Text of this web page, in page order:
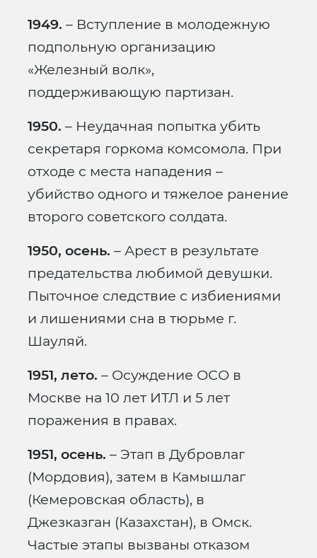
1949. – Вступление в молодежную
подпольную организацию
«Железный волк»,
поддерживающую партизан.
1950. – Неудачная попытка убить
секретаря горкома комсомола. При
отходе с места нападения –
убийство одного и тяжелое ранение
второго советского солдата.
1950, осень. – Арест в результате
предательства любимой девушки.
Пыточное следствие с избиениями
и лишениями сна в тюрьме г.
Шауляй.
1951, лето. – Осуждение ОСО в
Москве на 10 лет ИТЛ и 5 лет
поражения в правах.
1951, осень. – Этап в Дубровлаг
(Мордовия), затем в Камышлаг
(Кемеровская область), в
Джезказган (Казахстан), в Омск.
Частые этапы вызваны отказом